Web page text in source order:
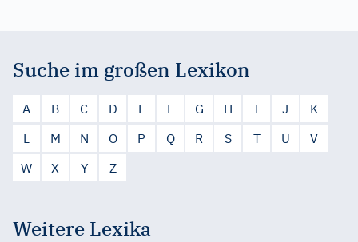
Suche im großen Lexikon
A B C D E F G H I J
K
L
M N O P Q R S T U
V
W
X Y Z
Weitere Lexika